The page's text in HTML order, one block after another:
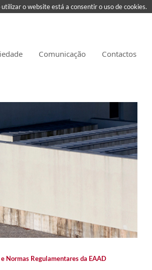
Comunicação Contactos
Normas Regulamentares da EAAD
utilizar o website está a consentir o uso de cookies.